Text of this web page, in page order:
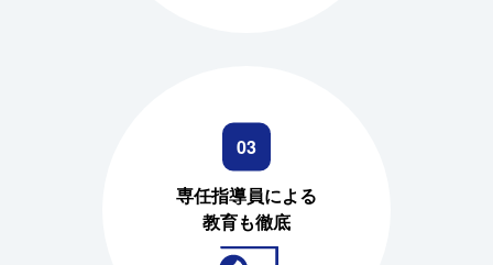
03
専任指導員による
教育も徹底